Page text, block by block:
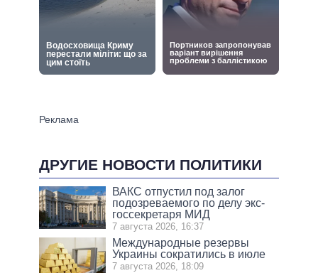
ДРУГИЕ НОВОСТИ ПОЛИТИКИ
ВАКС отпустил под залог
подозреваемого по делу экс-
госсекретаря МИД
7 августа 2026, 16:37
Международные резервы
Украины сократились в июле
7 августа 2026, 18:09